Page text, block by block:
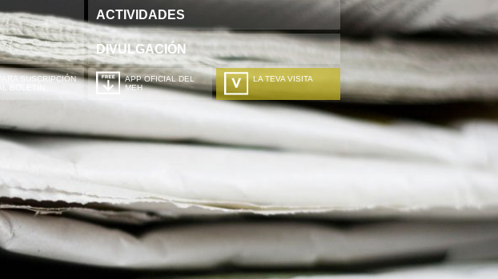
ACTIVIDADES
DIVULGACIÓN
PARA SUSCRIPCIÓN
AL BOLETÍN
APP OFICIAL DEL
MEH
LA TEVA VISITA
A TÚA VISITA
ZURE BISITALDIA
DEIN BESUCH
LA VOSTRA VISITA
A SUA VISITA